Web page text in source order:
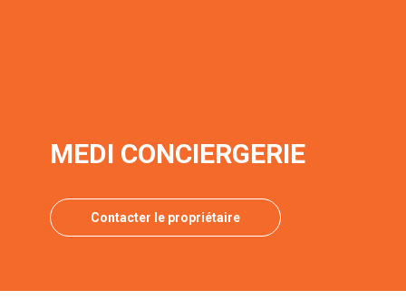
MEDI CONCIERGERIE
Contacter le propriétaire